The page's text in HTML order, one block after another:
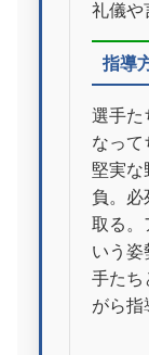
礼儀や
指導
選手た
なって
堅実な
負。必
取る。
いう姿
手たち
がら指